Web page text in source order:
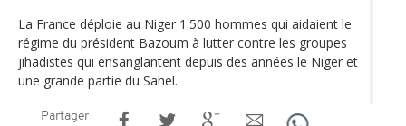
La France déploie au Niger 1.500 hommes qui aidaient le
régime du président Bazoum à lutter contre les groupes
jihadistes qui ensanglantent depuis des années le Niger et
une grande partie du Sahel.
Partager